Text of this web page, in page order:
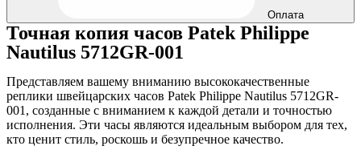
Оплата
Точная копия часов Patek Philippe
Nautilus 5712GR-001
Представляем вашему вниманию высококачественные
реплики швейцарских часов Patek Philippe Nautilus 5712GR-
001, созданные с вниманием к каждой детали и точностью
исполнения. Эти часы являются идеальным выбором для тех,
кто ценит стиль, роскошь и безупречное качество.